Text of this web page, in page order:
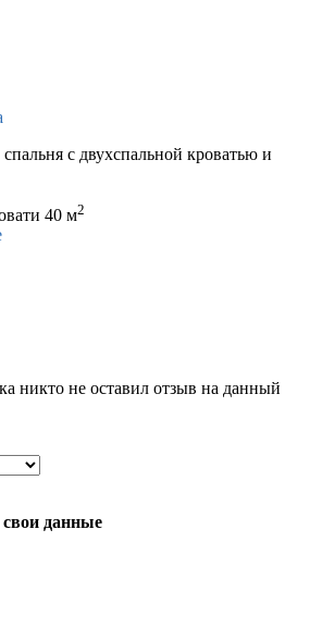
с двухспальной кроватью и
40 м2
никто не оставил отзыв на данный
данные